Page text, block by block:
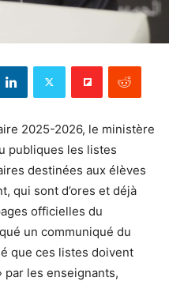
2025-2026, le ministère
publiques les listes
destinées aux élèves
qui sont d’ores et déjà
officielles du
un communiqué du
que ces listes doivent
les enseignants,